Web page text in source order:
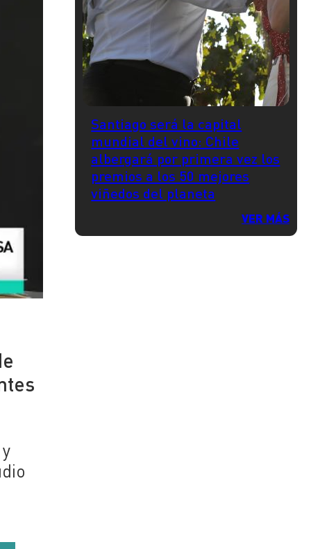
Santiago será la capital
mundial del vino: Chile
albergará por primera vez los
premios a los 50 mejores
viñedos del planeta
VER MÁS